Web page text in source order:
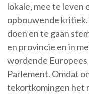
lokale, mee te leven
opbouwende
doen en te gaan
en provincie en in
wordende Europees
Parlement. Omdat
tekortkomingen het